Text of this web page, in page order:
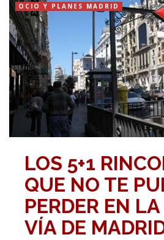
OCIO Y PLANES MADRID
LOS 5+1
QUE NO TE
PERDER EN
VÍA DE